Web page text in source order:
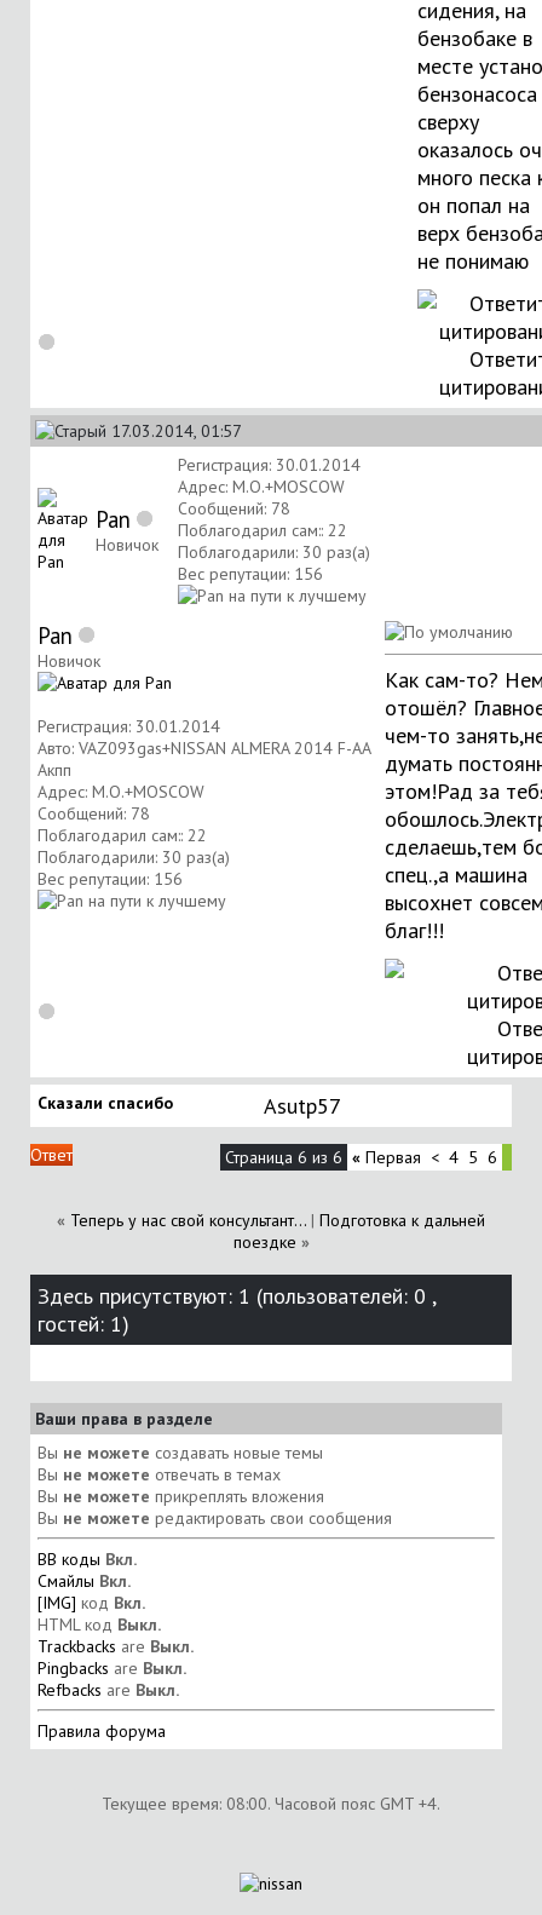
сидения, на
бензобаке в
месте
бензонасоса
сверху
оказалось
много песка
он попал на
верх
не понимаю
17.03.2014, 01:57
Pan
Новичок
Регистрация: 30.01.2014
Адрес: М.О.+MOSCOW
Сообщений: 78
Поблагодарил сам:: 22
Поблагодарили: 30 раз(а)
Вес репутации: 156
Pan
Новичок
Регистрация: 30.01.2014
Авто: VAZ093gas+NISSAN ALMERA 2014 F-AA
Акпп
Адрес: М.О.+MOSCOW
Сообщений: 78
Поблагодарил сам:: 22
Поблагодарили: 30 раз(а)
Вес репутации: 156
Как сам-то?
отошёл?
чем-то
думать
этом!Рад за
сделаешь,тем
спец.,а машина
высохнет
благ!!!
Сказали спасибо Asutp57
Ответ Страница 6 из 6 « Первая < 4 5 6
« Теперь у нас свой консультант... | Подготовка к дальней
поездке »
Здесь присутствуют: 1 (пользователей: 0 ,
гостей: 1)
Ваши права в разделе
Вы не можете создавать новые темы
Вы не можете отвечать в темах
Вы не можете прикреплять вложения
Вы не можете редактировать свои сообщения
BB коды Вкл.
Смайлы Вкл.
[IMG] код Вкл.
HTML код Выкл.
Trackbacks are Выкл.
Pingbacks are Выкл.
Refbacks are Выкл.
Правила форума
Текущее время: 08:00. Часовой пояс GMT +4.